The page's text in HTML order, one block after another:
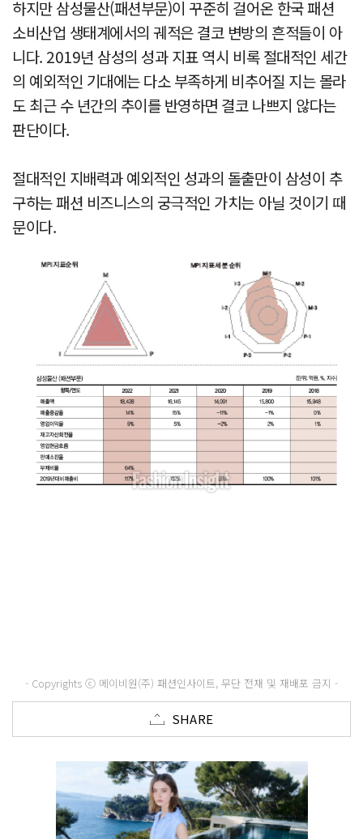
하지만 삼성물산(패션부문)이 꾸준히 걸어온 한국 패션
소비산업 생태계에서의 궤적은 결코 변방의 흔적들이 아
니다. 2019년 삼성의 성과 지표 역시 비록 절대적인 세간
의 예외적인 기대에는 다소 부족하게 비추어질 지는 몰라
도 최근 수 년간의 추이를 반영하면 결코 나쁘지 않다는
판단이다.
절대적인 지배력과 예외적인 성과의 돌출만이 삼성이 추
구하는 패션 비즈니스의 궁극적인 가치는 아닐 것이기 때
문이다.
- Copyrights ⓒ 메이비원(주) 패션인사이트, 무단 전재 및 재배포 금지 -
SHARE